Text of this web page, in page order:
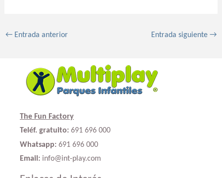
←Entrada anterior Entrada siguiente→
The Fun Factory
Teléf. gratuito: 691 696 000
Whatsapp: 691 696 000
Email: info@int-play.com